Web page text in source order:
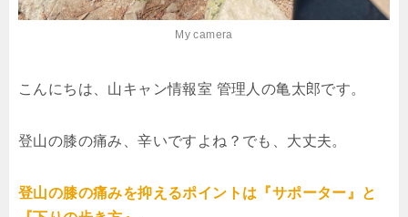
My camera
こんにちは、山キャン情報室 管理人の亀太郎です。
登山の膝の痛み、辛いですよね？でも、大丈夫。
登山の膝の痛みを抑えるポイントは『サポーター』と